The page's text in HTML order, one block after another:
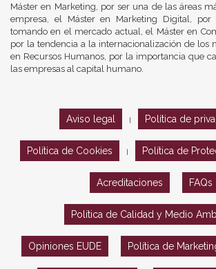
Máster en Marketing, por ser una de las áreas
empresa, el Máster en Marketing Digital,
tomando en el mercado actual, el Máster en
por la tendencia a la internacionalización de los
en Recursos Humanos, por la importancia que
las empresas al capital humano.
Aviso legal Política de
Política de Cookies Política de
Acreditaciones FAQs
Política de Calidad y Medio
Opiniones EUDE Política de